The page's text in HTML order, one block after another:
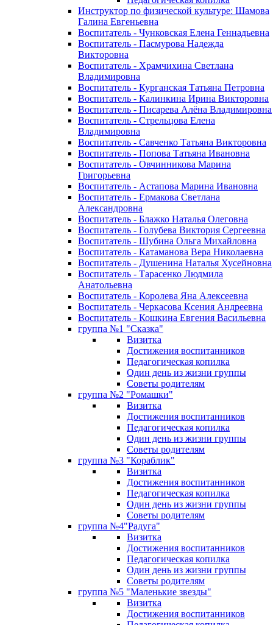
Инструктор по физической культуре: Шамова
Галина Евгеньевна
Воспитатель - Чунковская Елена Геннадьевна
Воспитатель - Пасмурова Надежда
Викторовна
Воспитатель - Храмчихина Светлана
Владимировна
Воспитатель - Курганская Татьяна Петровна
Воспитатель - Калинкина Ирина Викторовна
Воспитатель - Писарева Алёна Владимировна
Воспитатель - Стрельцова Елена
Владимировна
Воспитатель - Савченко Татьяна Викторовна
Воспитатель - Попова Татьяна Ивановна
Воспитатель - Овчинникова Марина
Григорьевна
Воспитатель - Астапова Марина Ивановна
Воспитатель - Ермакова Светлана
Александровна
Воспитатель - Блажко Наталья Олеговна
Воспитатель - Голубева Виктория Сергеевна
Воспитатель - Шубина Ольга Михайловна
Воспитатель - Катаманова Вера Николаевна
Воспитатель - Душенина Наталья Хусейновна
Воспитатель - Тарасенко Людмила
Анатольевна
Воспитатель - Королева Яна Алексеевна
Воспитатель - Черкасова Ксения Андреевна
Воспитатель - Кошкина Евгения Васильевна
группа №1 "Сказка"
Визитка
Достижения воспитанников
Педагогическая копилка
Один день из жизни группы
Советы родителям
группа №2 "Ромашки"
Визитка
Достижения воспитанников
Педагогическая копилка
Один день из жизни группы
Советы родителям
группа №3 "Кораблик"
Визитка
Достижения воспитанников
Педагогическая копилка
Один день из жизни группы
Советы родителям
группа №4"Радуга"
Визитка
Достижения воспитанников
Педагогическая копилка
Один день из жизни группы
Советы родителям
группа №5 "Маленькие звезды"
Визитка
Достижения воспитанников